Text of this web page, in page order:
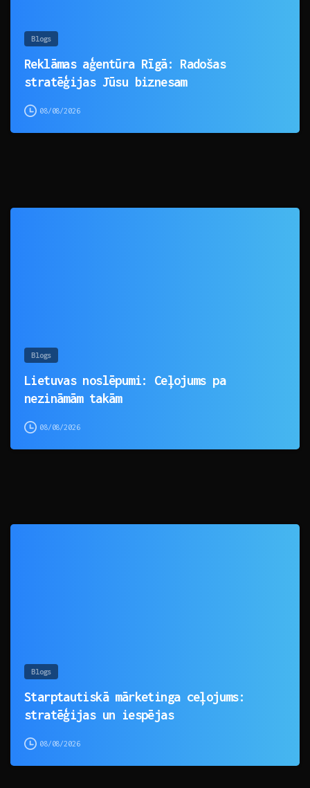
Blogs
Reklāmas aģentūra Rīgā: Radošas
stratēģijas Jūsu biznesam
08/08/2026
Blogs
Lietuvas noslēpumi: Ceļojums pa
nezināmām takām
08/08/2026
Blogs
Starptautiskā mārketinga ceļojums:
stratēģijas un iespējas
08/08/2026